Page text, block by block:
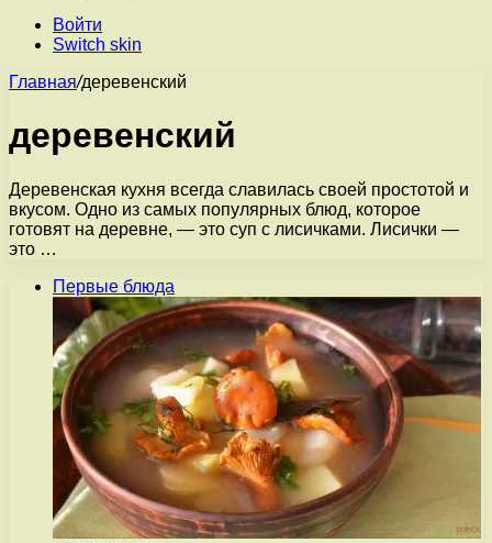
Войти
Switch skin
Главная/деревенский
деревенский
Деревенская кухня всегда славилась своей простотой и
вкусом. Одно из самых популярных блюд, которое
готовят на деревне, — это суп с лисичками. Лисички —
это …
Первые блюда